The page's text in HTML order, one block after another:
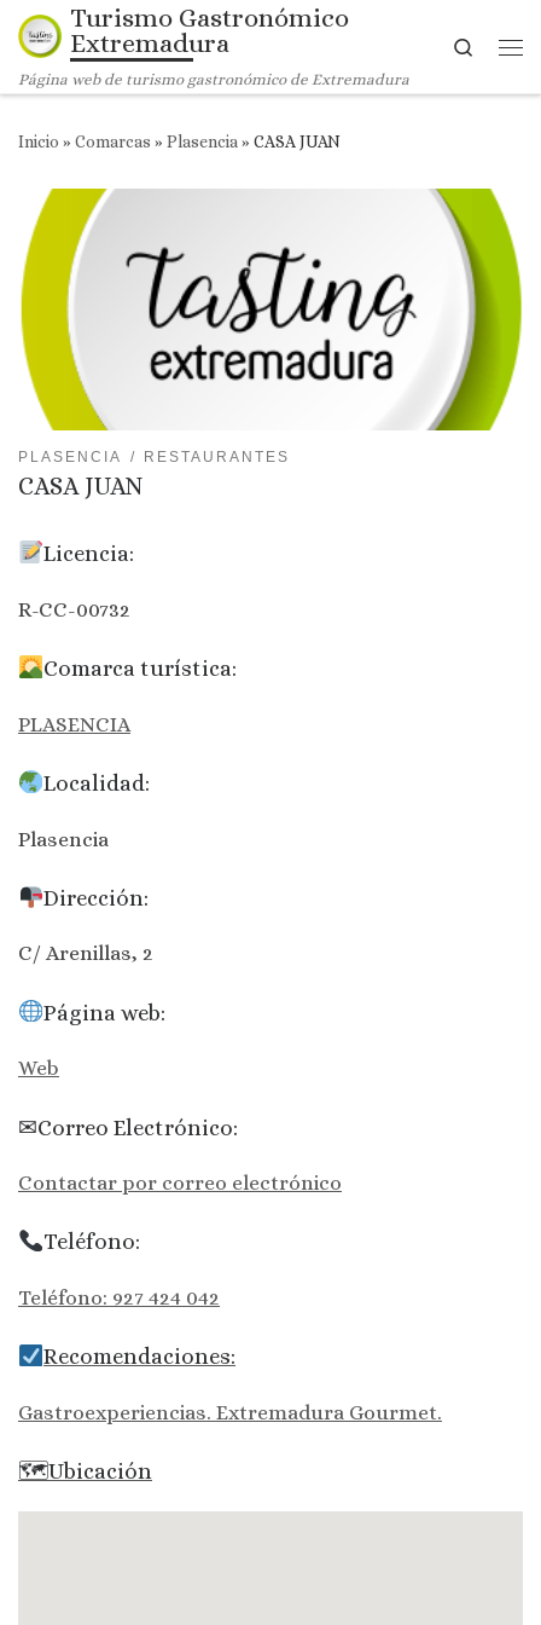
Saltar al contenido
Turismo Gastronómico
Extremadura
Página web de turismo gastronómico de Extremadura
Search
Inicio » Comarcas » Plasencia » CASA JUAN
PLASENCIA RESTAURANTES
CASA JUAN
Licencia:
R-CC-00732
Comarca turística:
PLASENCIA
Localidad:
Plasencia
Dirección:
C/ Arenillas, 2
Página web:
Web
✉Correo Electrónico:
Contactar por correo electrónico
Teléfono:
Teléfono: 927 424 042
Recomendaciones:
Gastroexperiencias. Extremadura Gourmet.
🗺Ubicación